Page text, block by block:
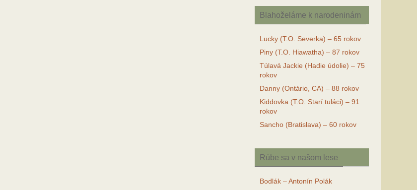
Blahoželáme k narodeninám
Lucky (T.O. Severka) – 65 rokov
Piny (T.O. Hiawatha) – 87 rokov
Túlavá Jackie (Hadie údolie) – 75
rokov
Danny (Ontário, CA) – 88 rokov
Kiddovka (T.O. Starí tuláci) – 91
rokov
Sancho (Bratislava) – 60 rokov
Rúbe sa v našom lese
Bodlák – Antonín Polák